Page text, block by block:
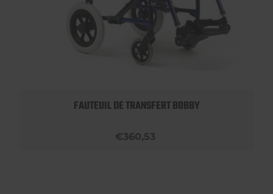
FAUTEUIL DE TRANSFERT BOBBY
€360,53